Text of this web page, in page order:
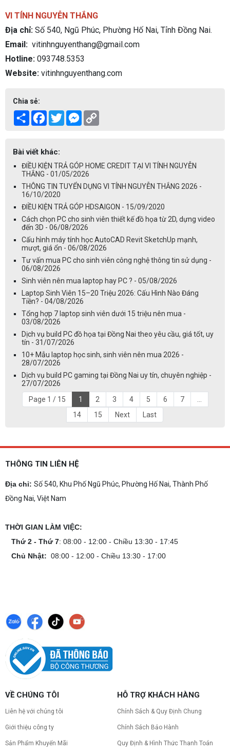
VI TÍNH NGUYỄN THẮNG
Địa chỉ: Số 540, Ngũ Phúc, Phường Hố Nai, Tỉnh Đồng Nai.
Email: vitinhnguyenthang@gmail.com
Hotline: 093748.5353
Website: vitinhnguyenthang.com
Chia sẻ:
Share Facebook
TwitterMessenger
Bài viết khác:
ĐIỀU KIỆN TRẢ GÓP HOME CREDIT TẠI VI TÍNH NGUYỄN
THẮNG - 01/05/2026
THÔNG TIN TUYỂN DỤNG VI TÍNH NGUYỄN THẮNG 2026 -
16/10/2020
ĐIỀU KIỆN TRẢ GÓP HDSAIGON - 15/09/2020
Cách chọn PC cho sinh viên thiết kế đồ họa từ 2D, dựng video
đến 3D - 06/08/2026
Cấu hình máy tính học AutoCAD Revit SketchUp mạnh,
mượt, giá ổn - 06/08/2026
Tư vấn mua PC cho sinh viên công nghệ thông tin sử dụng -
06/08/2026
Sinh viên nên mua laptop hay PC ? - 05/08/2026
Laptop Sinh Viên 15–20 Triệu 2026: Cấu Hình Nào Đáng
Tiền? - 04/08/2026
Tổng hợp 7 laptop sinh viên dưới 15 triệu nên mua -
03/08/2026
Dịch vụ build PC đồ họa tại Đồng Nai theo yêu cầu, giá tốt, uy
tín - 31/07/2026
10+ Mẫu laptop học sinh, sinh viên nên mua 2026 -
28/07/2026
Dịch vụ build PC gaming tại Đồng Nai uy tín, chuyên nghiệp -
27/07/2026
Page 1 / 15
1 2 3 4 5 6 7
14
15 Next Last
THÔNG TIN LIÊN HỆ
Địa chỉ: Số 540, Khu Phố Ngũ Phúc, Phường Hố Nai, Thành Phố
Đồng Nai, Việt Nam
THỜI GIAN LÀM VIỆC:
Thứ 2 - Thứ 7: 08:00 - 12:00 - Chiều 13:30 - 17:45
Chủ Nhật: 08:00 - 12:00 - Chiều 13:30 - 17:00
VỀ CHÚNG TÔI
Liên hệ với chúng tôi
Giới thiệu công ty
Sản Phẩm Khuyến Mãi
HỖ TRỢ KHÁCH HÀNG
Chính Sách & Quy Định Chung
Chính Sách Bảo Hành
Quy Định & Hình Thức Thanh Toán